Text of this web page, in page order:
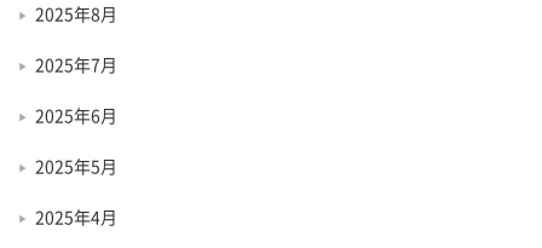
2025年8月
2025年7月
2025年6月
2025年5月
2025年4月